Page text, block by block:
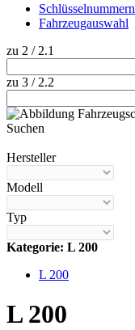
Schlüsselnummern
Fahrzeugauswahl
zu 2 / 2.1
zu 3 / 2.2
Suchen
Hersteller
Modell
Typ
Kategorie: L 200
L 200
L 200